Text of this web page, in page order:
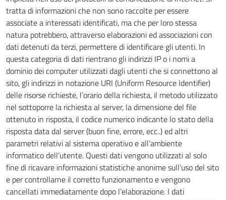
tratta di informazioni che non sono raccolte per essere
associate a interessati identificati, ma che per loro stessa
natura potrebbero, attraverso elaborazioni ed associazioni con
dati detenuti da terzi, permettere di identificare gli utenti. In
questa categoria di dati rientrano gli indirizzi IP o i nomi a
dominio dei computer utilizzati dagli utenti che si connettono al
sito, gli indirizzi in notazione URI (Uniform Resource Identifier)
delle risorse richieste, l’orario della richiesta, il metodo utilizzato
nel sottoporre la richiesta al server, la dimensione del file
ottenuto in risposta, il codice numerico indicante lo stato della
risposta data dal server (buon fine, errore, ecc..) ed altri
parametri relativi al sistema operativo e all’ambiente
informatico dell’utente. Questi dati vengono utilizzati al solo
fine di ricavare informazioni statistiche anonime sull’uso del sito
e per controllarne il corretto funzionamento e vengono
cancellati immediatamente dopo l’elaborazione. I dati